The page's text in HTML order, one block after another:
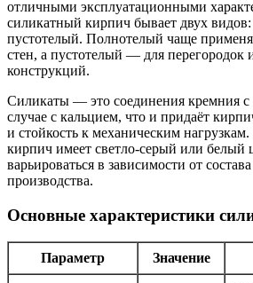
отличными эксплуатационными
силикатный кирпич бывает двух
пустотелый. Полнотелый чаще
стен, а пустотелый — для перегородок
конструкций.
Силикаты — это соединения кремния
случае с кальцием, что и придаёт
и стойкость к механическим
кирпич имеет светло-серый или белый
варьироваться в зависимости от
производства.
Основные характеристики
Параметр Значение